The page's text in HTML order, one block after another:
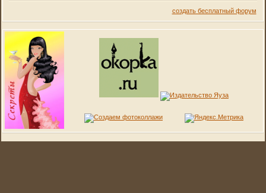
создать бесплатный форум